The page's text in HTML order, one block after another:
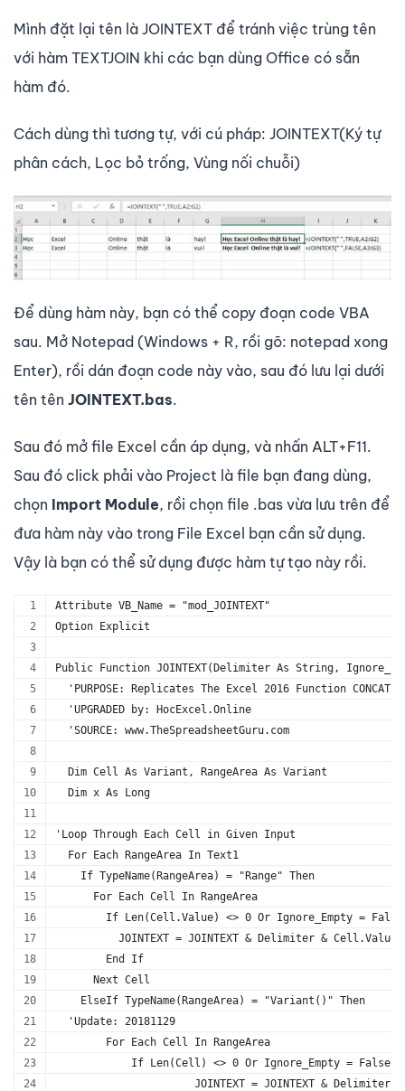
Mình đặt lại tên là JOINTEXT để tránh việc trùng tên
với hàm TEXTJOIN khi các bạn dùng Office có sẵn
hàm đó.
Cách dùng thì tương tự, với cú pháp: JOINTEXT(Ký tự
phân cách, Lọc bỏ trống, Vùng nối chuỗi)
Để dùng hàm này, bạn có thể copy đoạn code VBA
sau. Mở Notepad (Windows + R, rồi gõ: notepad xong
Enter), rồi dán đoạn code này vào, sau đó lưu lại dưới
tên tên JOINTEXT.bas.
Sau đó mở file Excel cần áp dụng, và nhấn ALT+F11.
Sau đó click phải vào Project là file bạn đang dùng,
chọn Import Module, rồi chọn file .bas vừa lưu trên để
đưa hàm này vào trong File Excel bạn cần sử dụng.
Vậy là bạn có thể sử dụng được hàm tự tạo này rồi.
Attribute VB_Name = "mod_JOINTEXT"
Option Explicit
Public Function JOINTEXT(Delimiter As String,
  'PURPOSE: Replicates The Excel 2016 Function CONCAT
  'UPGRADED by: HocExcel.Online
  'SOURCE: www.TheSpreadsheetGuru.com
  Dim Cell As Variant, RangeArea As Variant
  Dim x As Long
'Loop Through Each Cell in Given Input
  For Each RangeArea In Text1
    If TypeName(RangeArea) = "Range" Then
      For Each Cell In RangeArea
If Len(Cell.Value) <> 0 Or Ignore_Empty =
          JOINTEXT = JOINTEXT & Delimiter & Cell.Value
        End If
      Next Cell
    ElseIf TypeName(RangeArea) = "Variant()" Then
  'Update: 20181129
        For Each Cell In RangeArea
If Len(Cell) <> 0 Or Ignore_Empty = False
JOINTEXT = JOINTEXT & Delimiter